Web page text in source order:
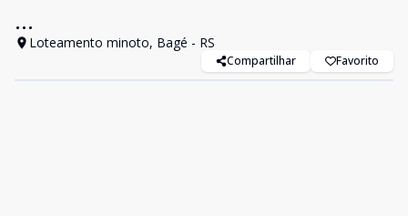
...
Loteamento minoto, Bagé - RS
Compartilhar Favorito